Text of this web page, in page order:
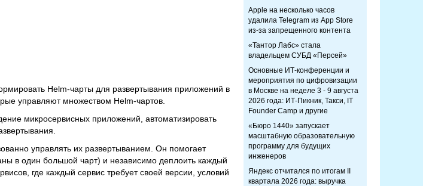
Helm-чарты для развертывания приложений в
управляют множеством Helm-чартов.
микросервисных приложений, автоматизировать
управлять их развертыванием. Он помогает
в один большой чарт) и независимо деплоить каждый
где каждый сервис требует своей версии, условий
Apple на несколько часов
удалила Telegram из App Store
из-за запрещенного контента
«Тантор Лабс» стала
владельцем СУБД «Персей»
Основные ИТ-конференции и
мероприятия по цифровизации
в Москве на неделе 3 - 9 августа
2026 года: ИТ-Пикник, Такси, IT
Founder Camp и другие
«Бюро 1440» запускает
масштабную образовательную
программу для будущих
инженеров
Яндекс отчитался по итогам II
квартала 2026 года: выручка